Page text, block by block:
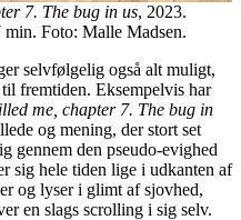
7. The bug in us, 2023.
Foto: Malle Madsen.
selvfølgelig også alt muligt,
fremtiden. Eksempelvis har
me, chapter 7. The bug in
og mening, der stort set
gennem den pseudo-evighed
sig hele tiden lige i udkanten af
og lyser i glimt af sjovhed,
en slags scrolling i sig selv.